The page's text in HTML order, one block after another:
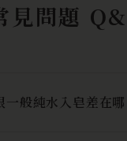
見問題
一般純水入皂差在哪